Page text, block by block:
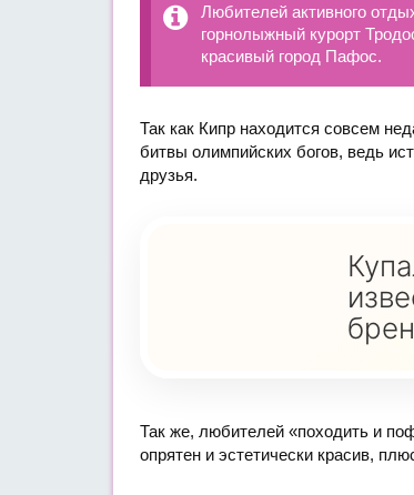
Любителей активного
горнолыжный курорт
красивый город Пафос.
Так как Кипр находится совсем
битвы олимпийских богов, ведь
друзья.
Так же, любителей «походить и
опрятен и эстетически красив,